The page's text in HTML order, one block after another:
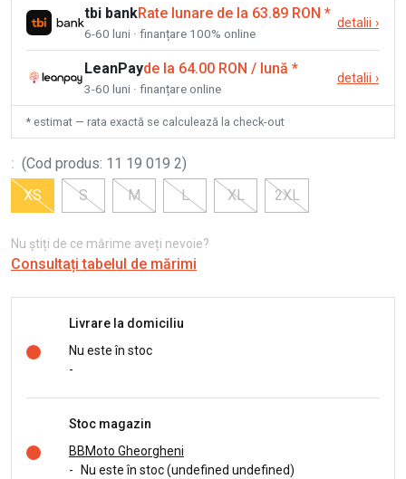
tbi bankRate lunare de la 63.89 RON *
6-60 luni · finanțare 100% online
detalii ›
LeanPayde la 64.00 RON / lună *
3-60 luni · finanțare online
detalii ›
* estimat — rata exactă se calculează la check-out
: (Cod produs: 11 19 019 2)
XS
S M L XL 2XL
Nu știți de ce mărime aveți nevoie?
Consultați tabelul de mărimi
Livrare la domiciliu
Nu este în stoc
-
Stoc magazin
BBMoto Gheorgheni
-
Nu este în stoc (undefined undefined)